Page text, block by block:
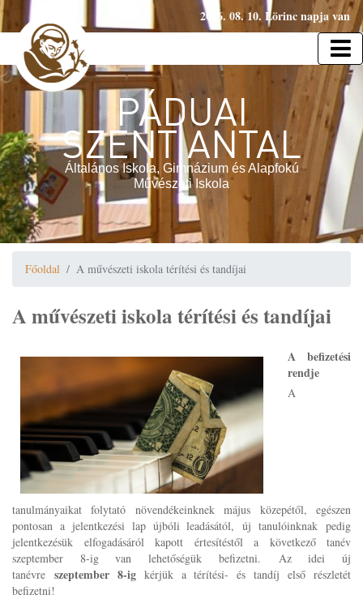
2026. 08. 10. Lörinc napja van
PÁDUAI
SZENT ANTAL
Általános Iskola, Gimnázium és Alapfokú
Művészeti Iskola
Főoldal A művészeti iskola térítési és tandíjai
A művészeti iskola térítési és tandíjai
A befizetési
rendje
A
tanulmányaikat folytató növendékeinknek május közepétől, egészen
pontosan a jelentkezési lap újbóli leadásától, új tanulóinknak pedig
jelentkezésük elfogadásáról kapott értesítéstől a következő tanév
szeptember 8-ig van lehetőségük befizetni. Az idei új
tanévre szeptember 8-igkérjük a térítési- és tandíj első részletét
befizetni!